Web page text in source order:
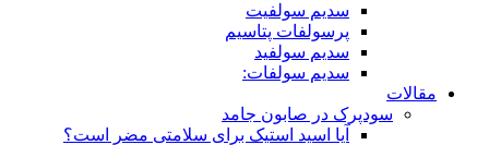
سدیم سولفیت
پرسولفات پتاسیم
سدیم سولفید
سدیم سولفات:
مقالات
سودپرک در صابون جامد
آیا اسید استیک برای سلامتی مضر است؟